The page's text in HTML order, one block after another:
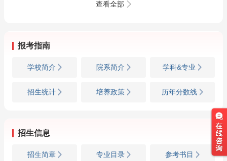
查看全部
报考指南
学校简介 院系简介 学科&专业
招生统计 培养政策 历年分数线
招生信息
招生简章 专业目录 参考书目